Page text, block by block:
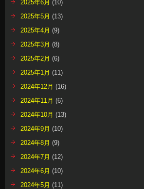
2025年6月 (10)
2025年5月 (13)
2025年4月 (9)
2025年3月 (8)
2025年2月 (6)
2025年1月 (11)
2024年12月 (16)
2024年11月 (6)
2024年10月 (13)
2024年9月 (10)
2024年8月 (9)
2024年7月 (12)
2024年6月 (10)
2024年5月 (11)